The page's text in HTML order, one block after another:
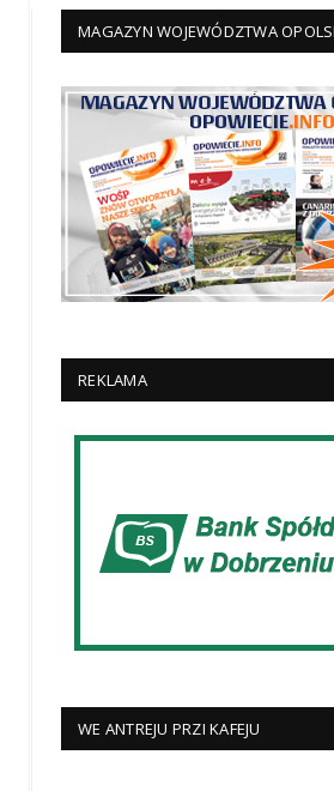
MAGAZYN WOJEWÓDZTWA
REKLAMA
WE ANTREJU PRZI KAFEJU